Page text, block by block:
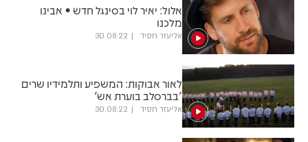
אלול: יאיר לוי בסינגל חדש • אבינו
מלכנו
אליעזר חסיד 30.08.22
לאור אבוקות: המשפיע ותלמידיו שרים
'בברסלב בוערת אש'
אליעזר חסיד 30.08.22